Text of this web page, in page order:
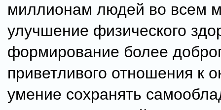
миллионам людей во всем
улучшение физического
формирование более
приветливого отношения к
умение сохранять